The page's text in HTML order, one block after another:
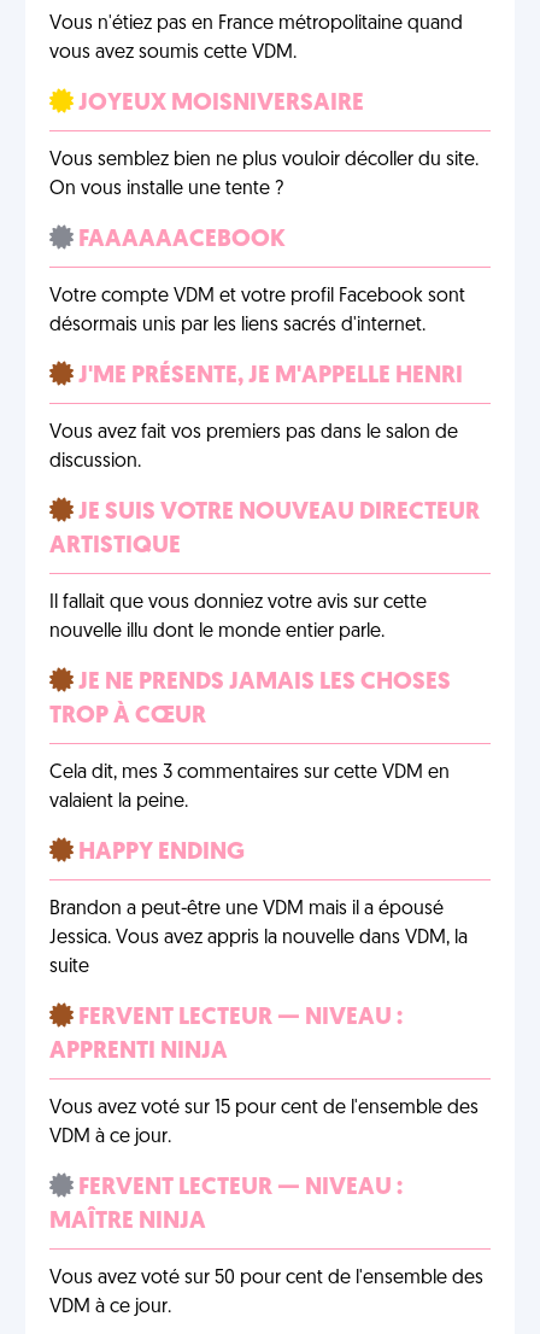
Vous n'étiez pas en France métropolitaine quand
vous avez soumis cette VDM.
JOYEUX MOISNIVERSAIRE
Vous semblez bien ne plus vouloir décoller du site.
On vous installe une tente ?
FAAAAAACEBOOK
Votre compte VDM et votre profil Facebook sont
désormais unis par les liens sacrés d'internet.
J'ME PRÉSENTE, JE M'APPELLE HENRI
Vous avez fait vos premiers pas dans le salon de
discussion.
JE SUIS VOTRE NOUVEAU DIRECTEUR
ARTISTIQUE
Il fallait que vous donniez votre avis sur cette
nouvelle illu dont le monde entier parle.
JE NE PRENDS JAMAIS LES CHOSES
TROP À CŒUR
Cela dit, mes 3 commentaires sur cette VDM en
valaient la peine.
HAPPY ENDING
Brandon a peut-être une VDM mais il a épousé
Jessica. Vous avez appris la nouvelle dans VDM, la
suite
FERVENT LECTEUR — NIVEAU :
APPRENTI NINJA
Vous avez voté sur 15 pour cent de l'ensemble des
VDM à ce jour.
FERVENT LECTEUR — NIVEAU :
MAÎTRE NINJA
Vous avez voté sur 50 pour cent de l'ensemble des
VDM à ce jour.